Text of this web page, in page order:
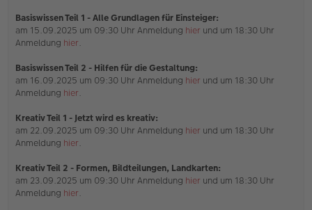
e
n
e
B
i
t
a
g
Basiswissen Teil 1 - Alle Grundlagen für Einsteiger:
am 15.09.2025 um 09:30 Uhr Anmeldung hier und um 18:30 Uhr
Anmeldung hier.
Basiswissen Teil 2 - Hilfen für die Gestaltung:
am 16.09.2025 um 09:30 Uhr Anmeldung hier und um 18:30 Uhr
Anmeldung hier.
Kreativ Teil 1 - Jetzt wird es kreativ:
am 22.09.2025 um 09:30 Uhr Anmeldung hier und um 18:30 Uhr
Anmeldung hier.
Kreativ Teil 2 - Formen, Bildteilungen, Landkarten:
am 23.09.2025 um 09:30 Uhr Anmeldung hier und um 18:30 Uhr
Anmeldung hier.